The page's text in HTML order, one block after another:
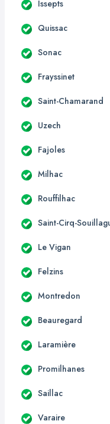
Issepts
Quissac
Sonac
Frayssinet
Saint-Chamarand
Uzech
Fajoles
Milhac
Rouffilhac
Saint-Cirq-
Le Vigan
Felzins
Montredon
Beauregard
Laramière
Promilhanes
Saillac
Varaire